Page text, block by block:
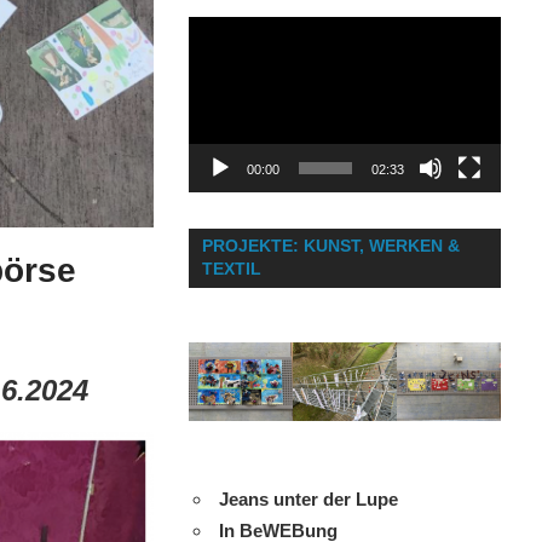
00:00 02:33
PROJEKTE: KUNST, WERKEN &
TEXTIL
Jeans unter der Lupe
In BeWEBung